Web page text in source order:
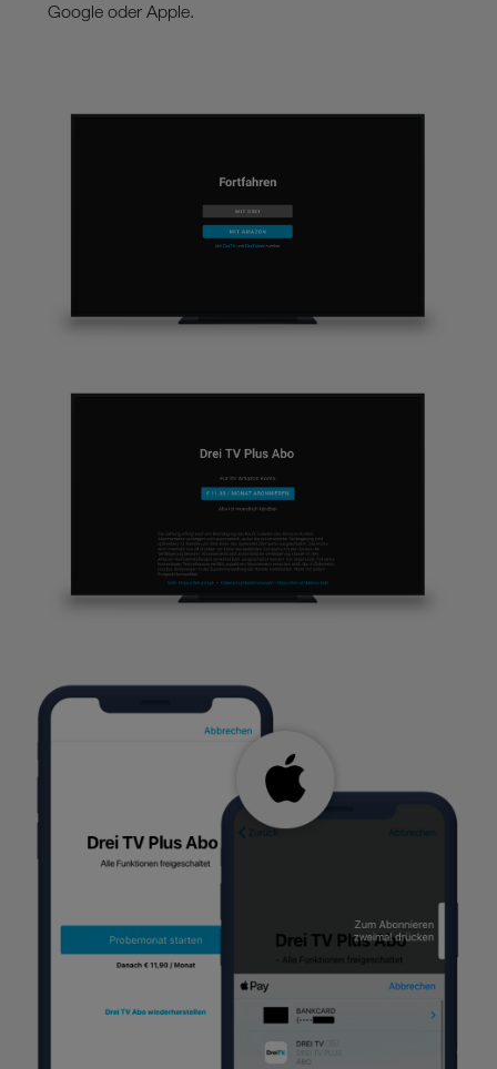
Google oder Apple.